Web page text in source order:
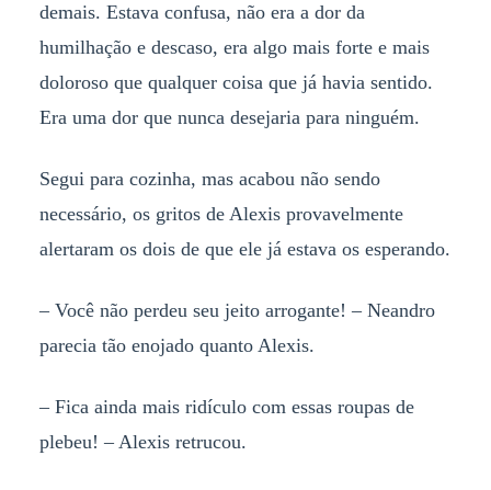
demais. Estava confusa, não era a dor da
humilhação e descaso, era algo mais forte e mais
doloroso que qualquer coisa que já havia sentido.
Era uma dor que nunca desejaria para ninguém.
Segui para cozinha, mas acabou não sendo
necessário, os gritos de Alexis provavelmente
alertaram os dois de que ele já estava os esperando.
– Você não perdeu seu jeito arrogante! – Neandro
parecia tão enojado quanto Alexis.
– Fica ainda mais ridículo com essas roupas de
plebeu! – Alexis retrucou.